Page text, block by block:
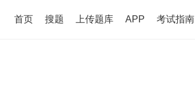
首页 搜题 上传题库 APP 考试指南